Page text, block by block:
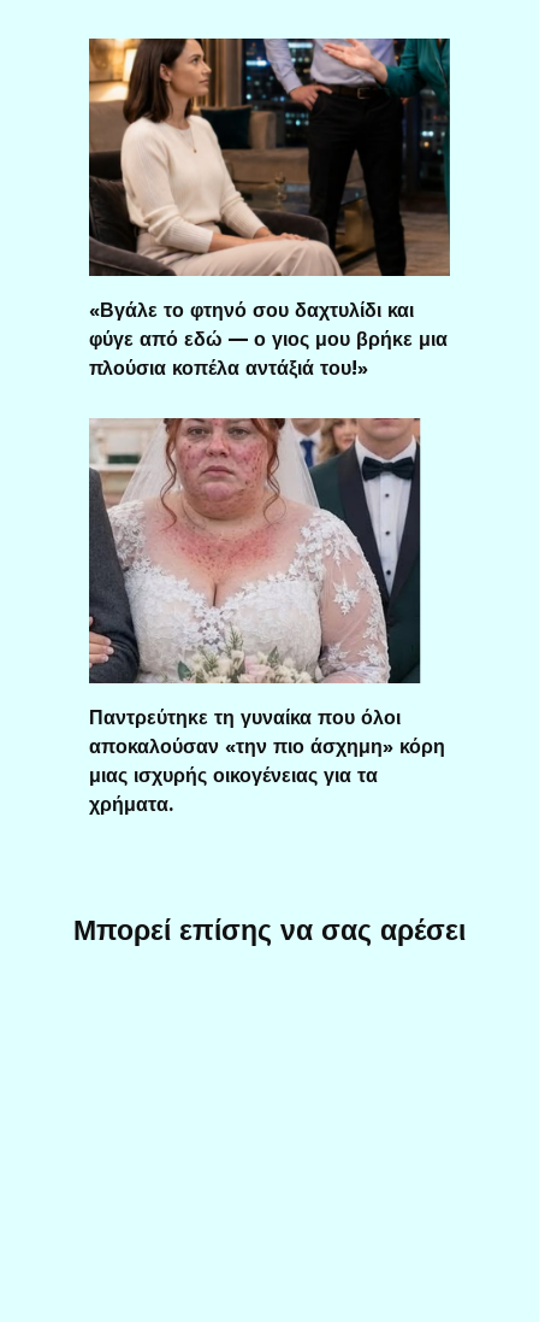
«Βγάλε το φτηνό σου δαχτυλίδι και
φύγε από εδώ — ο γιος μου βρήκε μια
πλούσια κοπέλα αντάξιά του!»
Παντρεύτηκε τη γυναίκα που όλοι
αποκαλούσαν «την πιο άσχημη» κόρη
μιας ισχυρής οικογένειας για τα
χρήματα.
Μπορεί επίσης να σας αρέσει